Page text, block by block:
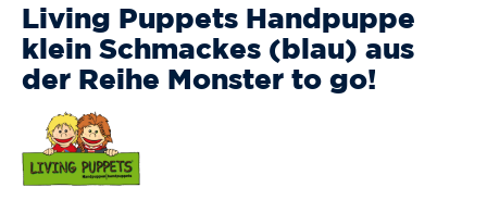
Living Puppets Handpuppe
klein Schmackes (blau) aus
der Reihe Monster to go!